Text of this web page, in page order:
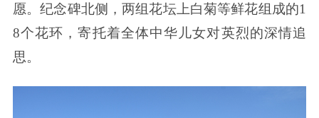
愿。纪念碑北侧，两组花坛上白菊等鲜花组成的1
8个花环，寄托着全体中华儿女对英烈的深情追
思。